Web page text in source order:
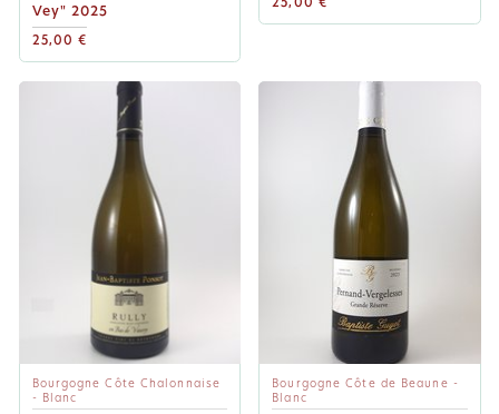
Vey" 2025
25,00 €
Bourgogne Côte Chalonnaise
- Blanc
Bourgogne Côte de Beaune -
Blanc